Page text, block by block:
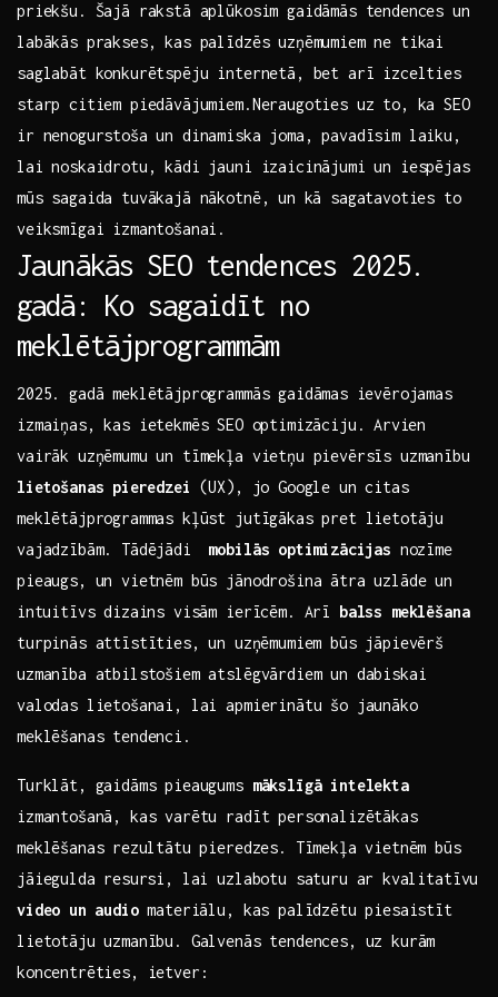
priekšu. ‍Šajā ‌rakstā aplūkosim gaidāmās tendences un
labākās prakses, kas palīdzēs uzņēmumiem ne tikai
saglabāt konkurētspēju internetā, bet ‌arī izcelties​
starp citiem piedāvājumiem.Neraugoties uz to, ka⁣ SEO
ir nenogurstoša ​un dinamiska ‍joma, pavadīsim laiku,
lai noskaidrotu, kādi jauni izaicinājumi ‍un iespējas
mūs sagaida tuvākajā nākotnē, un ⁤kā sagatavoties to
veiksmīgai izmantošanai.
Jaunākās⁢ SEO tendences 2025.⁤
gadā: Ko sagaidīt no
meklētājprogrammām
2025. gadā meklētājprogrammās gaidāmas ⁢ievērojamas
‌izmaiņas, kas​ ietekmēs ‌SEO ⁢optimizāciju. ⁢Arvien
vairāk uzņēmumu un tīmekļa vietņu pievērsīs ‌uzmanību‍
lietošanas⁢ pieredzei (UX), ‌jo Google un ⁤citas
meklētājprogrammas ​kļūst ‍jutīgākas pret lietotāju
vajadzībām. Tādējādi ‌ mobilās ⁤optimizācijas nozīme
pieaugs, un vietnēm būs jānodrošina ātra uzlāde un
⁤intuitīvs dizains visām ierīcēm. Arī balss meklēšana​
turpinās ‌attīstīties, un ⁢uzņēmumiem​ būs jāpievērš
uzmanība atbilstošiem atslēgvārdiem un‌ dabiskai
valodas lietošanai, lai ​apmierinātu šo jaunāko
meklēšanas tendenci.
Turklāt, gaidāms pieaugums mākslīgā intelekta
izmantošanā, kas varētu radīt personalizētākas
meklēšanas ⁣rezultātu‌ pieredzes. Tīmekļa ​vietnēm būs⁢
jāiegulda⁤ resursi, lai uzlabotu saturu ar⁣ kvalitatīvu
video⁤ un​ audiomateriālu, kas palīdzētu piesaistīt
lietotāju uzmanību. Galvenās tendences, uz​ kurām
koncentrēties, ietver: